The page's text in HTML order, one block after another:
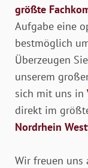
größte
Aufgabe eine
bestmöglich
Überzeugen
unserem
sich mit uns in
direkt im
Nordrhein
Wir freuen uns